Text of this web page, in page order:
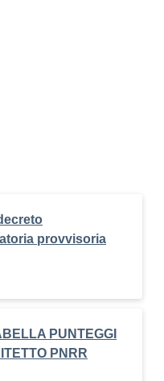
provvisoria
PUNTEGGI
PNRR